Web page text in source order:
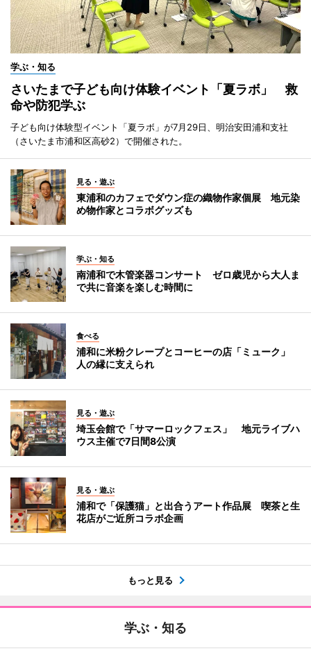
学ぶ・知る
さいたまで子ども向け体験イベント「夏ラボ」 救
命や防犯学ぶ
子ども向け体験型イベント「夏ラボ」が7月29日、明治安田浦和支社
（さいたま市浦和区高砂2）で開催された。
見る・遊ぶ
東浦和のカフェでダウン症の織物作家個展 地元染
め物作家とコラボグッズも
学ぶ・知る
南浦和で木管楽器コンサート ゼロ歳児から大人ま
で共に音楽を楽しむ時間に
食べる
浦和に米粉クレープとコーヒーの店「ミューク」
人の縁に支えられ
見る・遊ぶ
埼玉会館で「サマーロックフェス」 地元ライブハ
ウス主催で7日間8公演
見る・遊ぶ
浦和で「保護猫」と出合うアート作品展 喫茶と生
花店がご近所コラボ企画
もっと見る
学ぶ・知る